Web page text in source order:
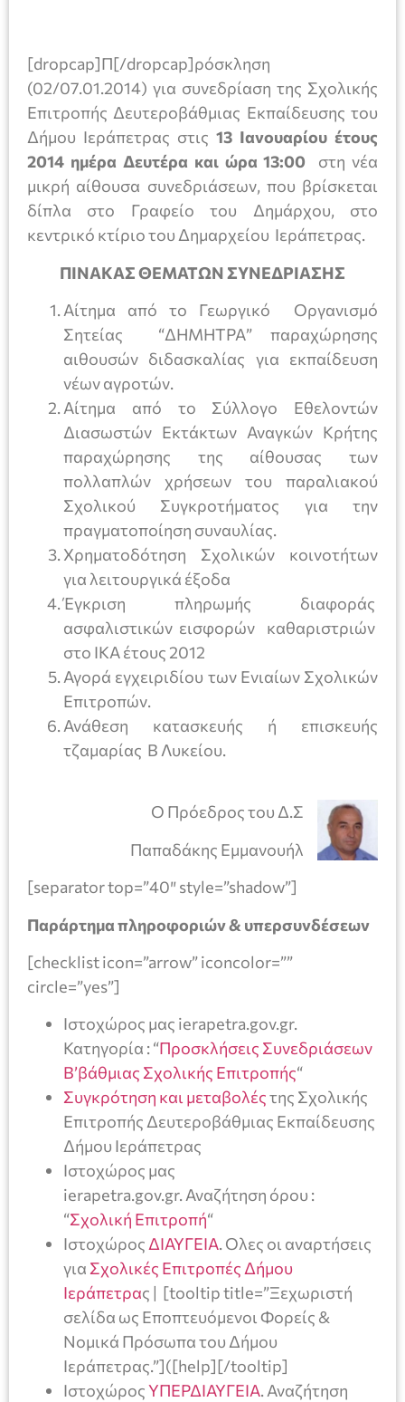
[dropcap]Π[/dropcap]ρόσκληση
(02/07.01.2014) για συνεδρίαση της Σχολικής
Επιτροπής Δευτεροβάθμιας Εκπαίδευσης του
Δήμου Ιεράπετρας στις 13 Ιανουαρίου έτους
2014 ημέρα Δευτέρα και ώρα 13:00 στη νέα
μικρή αίθουσα συνεδριάσεων, που βρίσκεται
δίπλα στο Γραφείο του Δημάρχου, στο
κεντρικό κτίριο του Δημαρχείου Ιεράπετρας.
ΠΙΝΑΚΑΣ ΘΕΜΑΤΩΝ ΣΥΝΕΔΡΙΑΣΗΣ
Αίτημα από το Γεωργικό Οργανισμό
Σητείας “ΔΗΜΗΤΡΑ” παραχώρησης
αιθουσών διδασκαλίας για εκπαίδευση
νέων αγροτών.
Αίτημα από το Σύλλογο Εθελοντών
Διασωστών Εκτάκτων Αναγκών Κρήτης
παραχώρησης της αίθουσας των
πολλαπλών χρήσεων του παραλιακού
Σχολικού Συγκροτήματος για την
πραγματοποίηση συναυλίας.
Χρηματοδότηση Σχολικών κοινοτήτων
για λειτουργικά έξοδα
Έγκριση πληρωμής διαφοράς
ασφαλιστικών εισφορών καθαριστριών
στο ΙΚΑ έτους 2012
Αγορά εγχειριδίου των Ενιαίων Σχολικών
Επιτροπών.
Ανάθεση κατασκευής ή επισκευής
τζαμαρίας Β Λυκείου.
Ο Πρόεδρος του Δ.Σ
Παπαδάκης Εμμανουήλ
[separator top=”40″ style=”shadow”]
Παράρτημα πληροφοριών & υπερσυνδέσεων
[checklist icon=”arrow” iconcolor=””
circle=”yes”]
Ιστοχώρος μας ierapetra.gov.gr.
Κατηγορία : “Προσκλήσεις Συνεδριάσεων
Β’βάθμιας Σχολικής Επιτροπής“
Συγκρότηση και μεταβολέςτης Σχολικής
Επιτροπής Δευτεροβάθμιας Εκπαίδευσης
Δήμου Ιεράπετρας
Ιστοχώρος μας
ierapetra.gov.gr. Αναζήτηση όρου :
“Σχολική Επιτροπή“
ΙστοχώροςΔΙΑΥΓΕΙΑ. Ολες οι αναρτήσεις
γιαΣχολικές Επιτροπές Δήμου
Ιεράπετρας | [tooltip title=”Ξεχωριστή
σελίδα ως Εποπτευόμενοι Φορείς &
Nομικά Πρόσωπα του Δήμου
Ιεράπετρας.”]([help][/tooltip]
ΙστοχώροςΥΠΕΡΔΙΑΥΓΕΙΑ. Αναζήτηση